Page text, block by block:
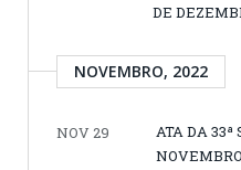
DE
NOVEMBRO, 2022
NOV 29
ATA DA 33ª